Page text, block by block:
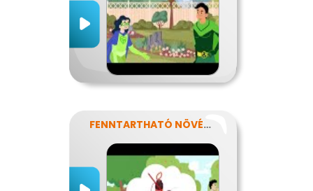
FENNTARTHATÓ NÖVÉNYVÉDELEM